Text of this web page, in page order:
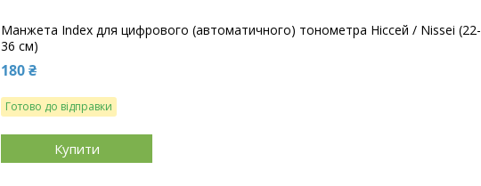
Манжета Index для цифрового (автоматичного) тонометра Ніссей / Nissei (22-
36 см)
180 ₴
Готово до відправки
Купити